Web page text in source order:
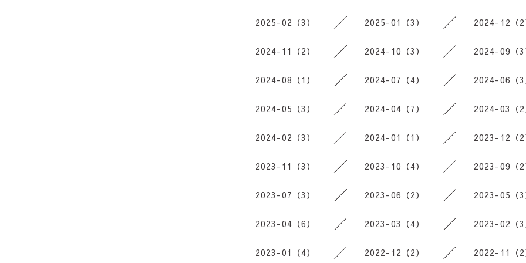
2025-02（3） 2025-01（3） 2024-12（2
2024-11（2） 2024-10（3） 2024-09（3
2024-08（1） 2024-07（4） 2024-06（3
2024-05（3） 2024-04（7） 2024-03（2
2024-02（3） 2024-01（1） 2023-12（2
2023-11（3） 2023-10（4） 2023-09（2
2023-07（3） 2023-06（2） 2023-05（3
2023-04（6） 2023-03（4） 2023-02（3
2023-01（4） 2022-12（2） 2022-11（2